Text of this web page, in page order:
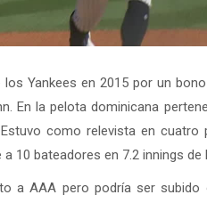
Yankees en 2015 por un
En la pelota dominicana
como relevista en cuatro
10 bateadores en 7.2 innings de
a AAA pero podría ser